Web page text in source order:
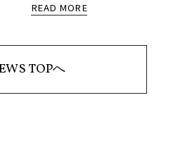
READ MORE
TOPへ